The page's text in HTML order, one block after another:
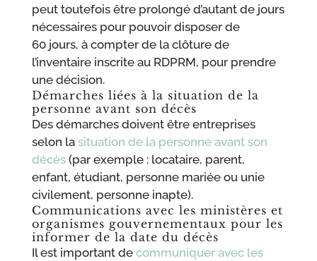
peut toutefois être prolongé d’autant de jours
nécessaires pour pouvoir disposer de
60 jours, à compter de la clôture de
l’inventaire inscrite au RDPRM, pour prendre
une décision.
Démarches liées à la situation de la
personne avant son décès
Des démarches doivent être entreprises
selon la situation de la personne avant son
décès(par exemple : locataire, parent,
enfant, étudiant, personne mariée ou unie
civilement, personne inapte).
Communications avec les ministères et
organismes gouvernementaux pour les
informer de la date du décès
Il est important de communiquer avec les